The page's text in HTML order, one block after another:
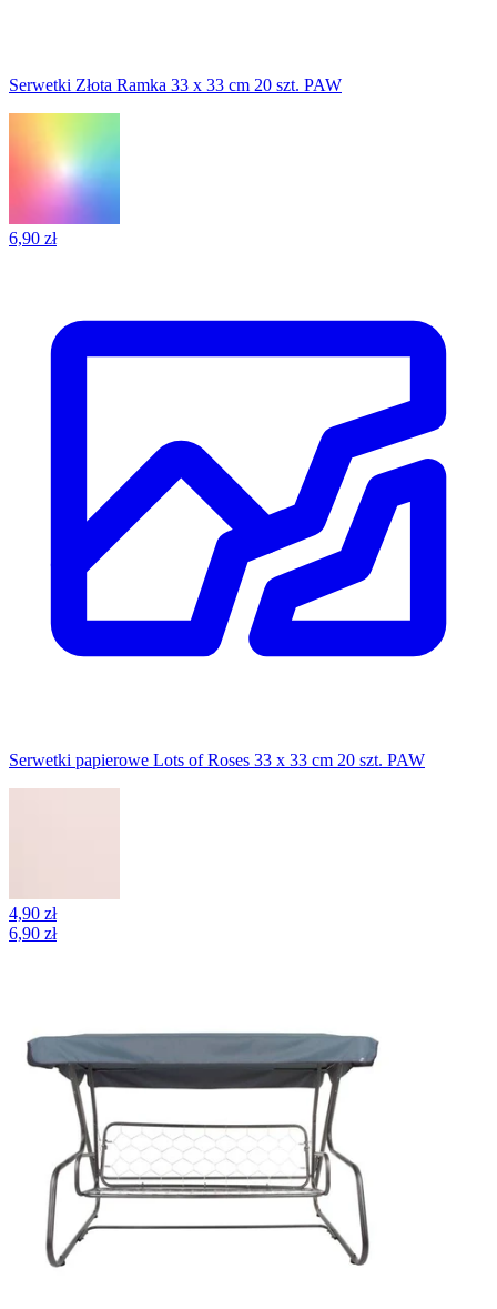
Serwetki Złota Ramka 33 x 33 cm 20 szt. PAW
6,90 zł
Serwetki papierowe Lots of Roses 33 x 33 cm 20 szt. PAW
4,90 zł
6,90 zł